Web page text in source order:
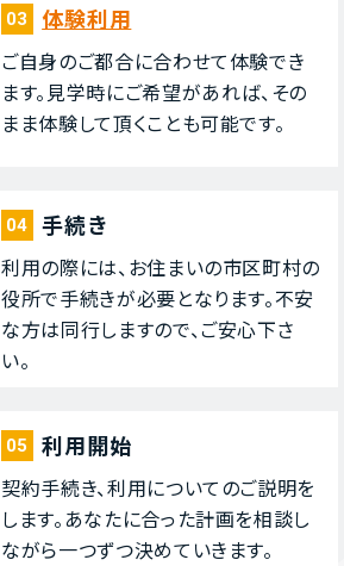
03 体験利⽤
ご⾃⾝のご都合に合わせて体験でき
ます。⾒学時にご希望があれば、その
まま体験して頂くことも可能です。
04 ⼿続き
利⽤の際には、お住まいの市区町村の
役所で⼿続きが必要となります。不安
な⽅は同⾏しますので、ご安⼼下さ
い。
05 利⽤開始
契約⼿続き、利⽤についてのご説明を
します。あなたに合った計画を相談し
ながら⼀つずつ決めていきます。